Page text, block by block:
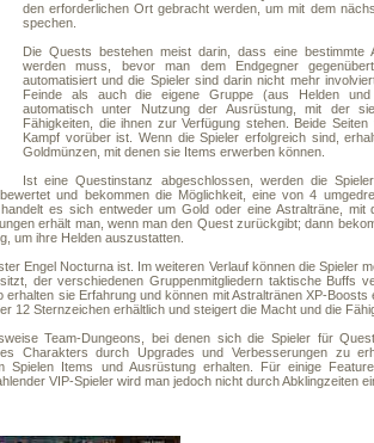
den erforderlichen Ort gebracht werden, um mit dem
spechen.
Die Quests bestehen meist darin, dass eine bestimmte
werden muss, bevor man dem Endgegner
automatisiert und die Spieler sind darin nicht mehr
Feinde als auch die eigene Gruppe (aus Helden und
automatisch unter Nutzung der Ausrüstung, mit der
Fähigkeiten, die ihnen zur Verfügung stehen. Beide
Kampf vorüber ist. Wenn die Spieler erfolgreich sind,
Goldmünzen, mit denen sie Items erwerben können.
Ist eine Questinstanz abgeschlossen, werden die
und bekommen die Möglichkeit, eine von 4
es sich entweder um Gold oder eine Astralträne, mit
erhält man, wenn man den Quest zurückgibt; dann
um ihre Helden auszustatten.
Engel Nocturna ist. Im weiteren Verlauf können die Spieler
der verschiedenen Gruppenmitgliedern taktische Buffs
sie Erfahrung und können mit Astraltränen XP-Boosts
12 Sternzeichen erhältlich und steigert die Macht und die
Team-Dungeons, bei denen sich die Spieler für
Charakters durch Upgrades und Verbesserungen zu
Spielen Items und Ausrüstung erhalten. Für einige
VIP-Spieler wird man jedoch nicht durch Abklingzeiten